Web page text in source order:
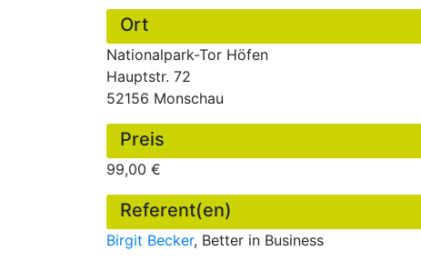
Ort
Nationalpark-Tor Höfen
Hauptstr. 72
52156 Monschau
Preis
99,00 €
Referent(en)
Birgit Becker, Better in Business